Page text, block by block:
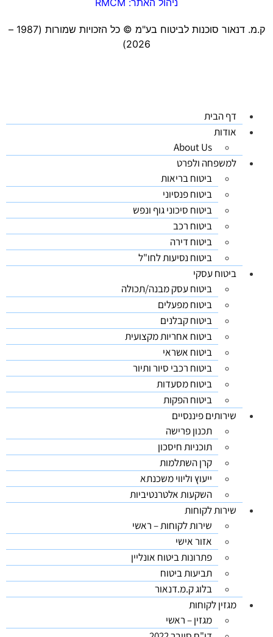
ק.מ. דנאור סוכנות לביטוח בע"מ ©️ כל הזכויות שמורות (1987 –
2026)
דף הבית
אודות
About Us
למשפחה ולפרט
ביטוח בריאות
ביטוח פנסיוני
ביטוח סיכוני גוף ונפש
ביטוח רכב
ביטוח דירה
ביטוח נסיעות לחו"ל
ביטוח עסקי
ביטוח עסק מבנה/תכולה
ביטוח מפעלים
ביטוח קבלנים
ביטוח אחריות מקצועית
ביטוח אשראי
ביטוח רכבי סיור ותיור
ביטוח מסעדות
ביטוח הפקות
שירותים פיננסיים
תכנון פרישה
תוכניות חיסכון
קרן השתלמות
ייעוץ וליווי משכנתא
השקעות אלטרנטיביות
שירות לקוחות
שירות לקוחות – ראשי
אזור אישי
פתרונות ביטוח אונליין
תביעות ביטוח
בלוג ק.מ.דנאור
מגזין לקוחות
מגזין – ראשי